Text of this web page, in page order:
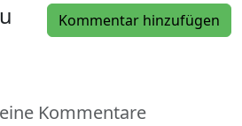
Kommentar hinzufügen
Kommentare